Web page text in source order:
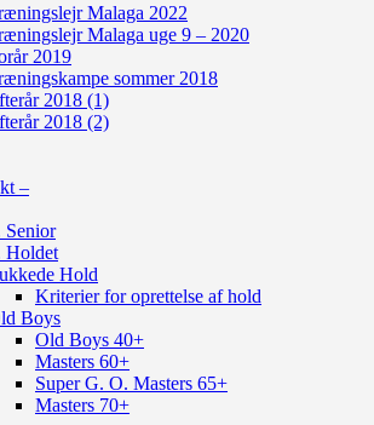
Malaga 2022
Malaga uge 9 – 2020
2019
sommer 2018
2018 (1)
2018 (2)
–
Senior
Holdet
Hold
Kriterier for oprettelse af hold
Boys
Old Boys 40+
Masters 60+
Super G. O. Masters 65+
Masters 70+